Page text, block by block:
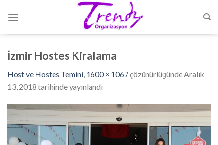
İzmir Hostes Kiralama
Host ve Hostes Temini, 1600 × 1067çözünürlüğündeAralık
13, 2018 tarihinde yayınlandı